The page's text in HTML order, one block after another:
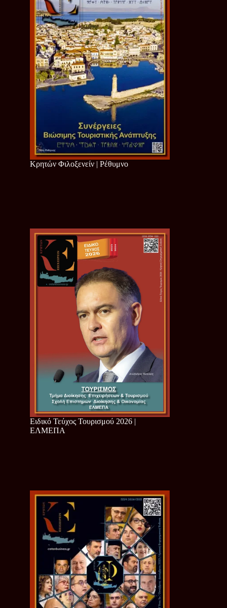
Κρητών Φιλοξενείν | Ρέθυμνο
Ειδικό Τεύχος Τουρισμού 2026 |
ΕΛΜΕΠΑ